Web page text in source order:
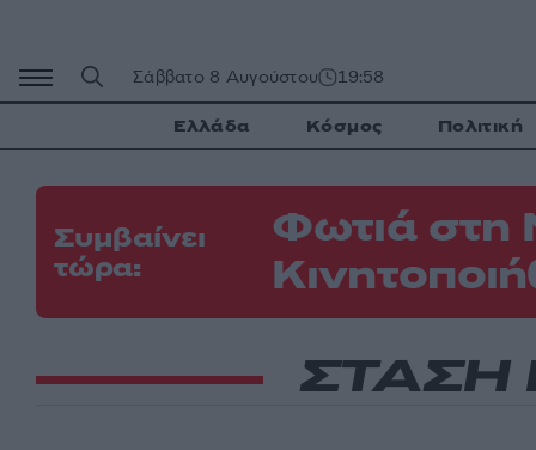
περιεχόμενο
Σάββατο 8 Αυγούστου 19:58
Ελλάδα Κόσμος Πολιτική
Συμβαίνει
τώρα:
Φωτιά στη
ΣΤΑΣΗ